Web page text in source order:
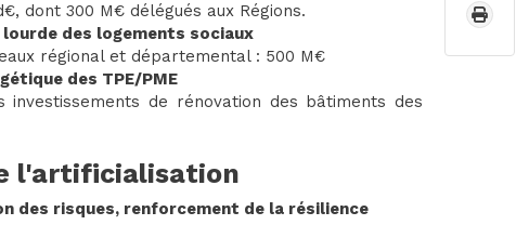
dont 300 M€ délégués aux Régions.
des logements sociaux
régional et départemental : 500 M€
des TPE/PME
investissements de rénovation des bâtiments des
l'artificialisation
des risques, renforcement de la résilience